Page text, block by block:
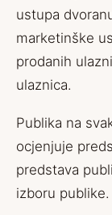
ustupa
marketinške
prodanih
ulaznica.
Publika na
ocjenjuje
predstava
izboru publike.